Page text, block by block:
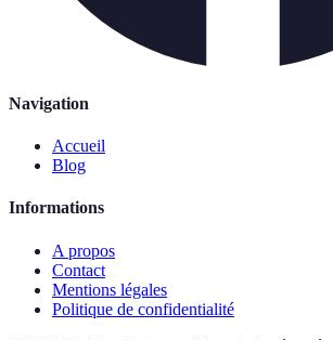
Navigation
Accueil
Blog
Informations
A propos
Contact
Mentions légales
Politique de confidentialité